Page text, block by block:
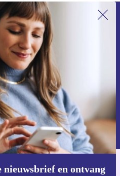
nieuwsbrief en ontvang
voor onze nieuwsbrief en
korting!
een aanbieding.
aanvragen
vind je in ons
de refurbed app